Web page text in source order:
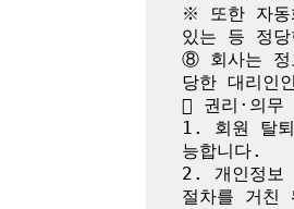
※ 또한 자동
있는 등 정
⑧ 회사는 정
당한 대리인
 권리·의무
1. 회원 탈
능합니다.
2. 개인정보
절차를 거친